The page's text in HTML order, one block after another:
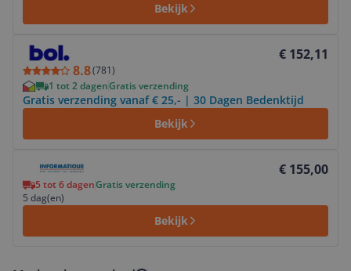
Bekijk
8.8(781)
€ 152,11
1 tot 2 dagenGratis verzending
Gratis verzending vanaf € 25,- | 30 Dagen Bedenktijd
Bekijk
Bekijk product
€ 155,00
5 tot 6 dagenGratis verzending
5 dag(en)
Bekijk